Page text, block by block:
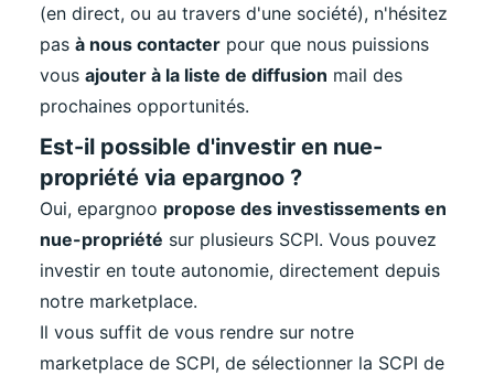
(en direct, ou au travers d'une société), n'hésitez
pas à nous contacterpour que nous puissions
vous ajouter à la liste de diffusion mail des
prochaines opportunités.
Est-il possible d'investir en nue-
propriété via epargnoo ?
Oui, epargnoo propose des investissements en
nue-propriété sur plusieurs SCPI. Vous pouvez
investir en toute autonomie, directement depuis
notre marketplace.
Il vous suffit de vous rendre sur notre
marketplace de SCPI, de sélectionner la SCPI de